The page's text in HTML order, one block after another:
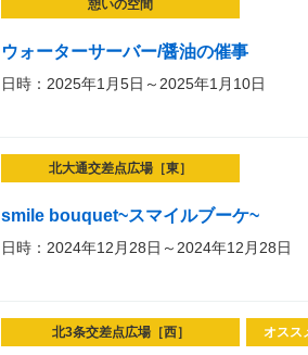
憩いの空間
ウォーターサーバー/醤油の催事
日時：2025年1月5日～2025年1月10日
北大通交差点広場［東］
smile bouquet~スマイルブーケ~
日時：2024年12月28日～2024年12月28日
北3条交差点広場［西］ オスス